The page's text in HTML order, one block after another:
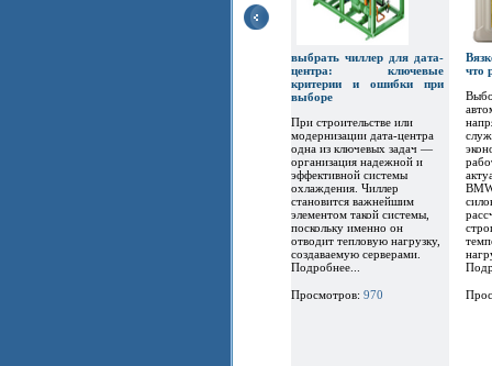
выбрать чиллер для дата-
центра: ключевые
критерии и ошибки при
выборе
При строительстве или
модернизации дата-центра
одна из ключевых задач —
организация надежной и
эффективной системы
охлаждения. Чиллер
становится важнейшим
элементом такой системы,
поскольку именно он
отводит тепловую нагрузку,
создаваемую серверами.
Подробнее...
Просмотров: 970
что